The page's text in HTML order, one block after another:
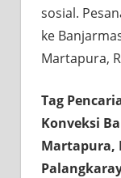
sosial.
ke
Martapura,
Tag
Konveksi
Martapura,